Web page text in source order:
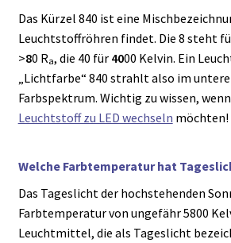
Das Kürzel 840 ist eine
Leuchtstoffröhren findet. Die 8 steht
>80 Ra, die 40 für 4000 Kelvin. Ein
„Lichtfarbe“ 840 strahlt also im
Farbspektrum. Wichtig zu wissen,
Leuchtstoff zu LED wechseln möchten!
Welche Farbtemperatur hat
Das Tageslicht der hochstehenden
Farbtemperatur von ungefähr 5800
Leuchtmittel, die als Tageslicht